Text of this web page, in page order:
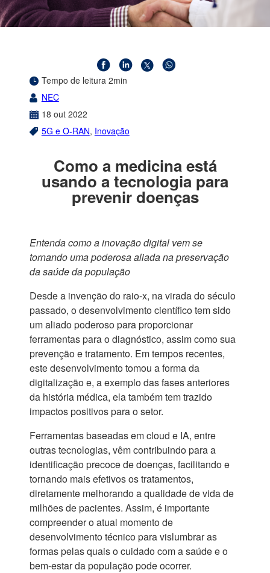
Tempo de leitura 2min
NEC
18 out 2022
5G e O-RAN, Inovação
Como a medicina está
usando a tecnologia para
prevenir doenças
Entenda como a inovação digital vem se
tornando uma poderosa aliada na preservação
da saúde da população
Desde a invenção do raio-x, na virada do século
passado, o desenvolvimento científico tem sido
um aliado poderoso para proporcionar
ferramentas para o diagnóstico, assim como sua
prevenção e tratamento. Em tempos recentes,
este desenvolvimento tomou a forma da
digitalização e, a exemplo das fases anteriores
da história médica, ela também tem trazido
impactos positivos para o setor.
Ferramentas baseadas em cloud e IA, entre
outras tecnologias, vêm contribuindo para a
identificação precoce de doenças, facilitando e
tornando mais efetivos os tratamentos,
diretamente melhorando a qualidade de vida de
milhões de pacientes. Assim, é importante
compreender o atual momento de
desenvolvimento técnico para vislumbrar as
formas pelas quais o cuidado com a saúde e o
bem-estar da população pode ocorrer.